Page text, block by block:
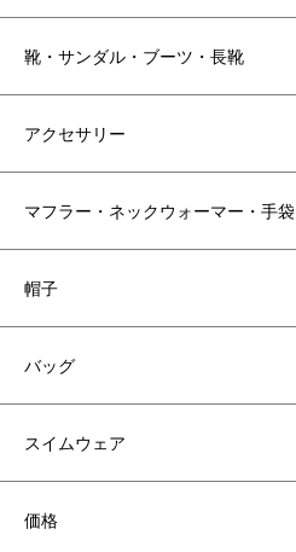
靴・サンダル・ブーツ・長靴
アクセサリー
マフラー・ネックウォーマー・手袋
帽子
バッグ
スイムウェア
価格